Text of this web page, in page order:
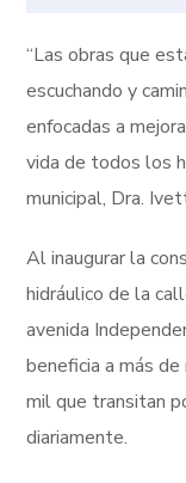
“Las obras que
escuchando y
enfocadas a
vida de todos los
municipal, Dra.
Al inaugurar la
hidráulico de la
avenida
beneficia a más
mil que transitan
diariamente.